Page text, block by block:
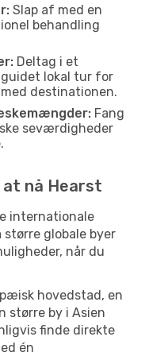
Slap af med en
behandling
Deltag i et
lokal tur for
destinationen.
Fang
seværdigheder
nå Hearst
internationale
globale byer
når du
hovedstad, en
større by i Asien
finde direkte
én